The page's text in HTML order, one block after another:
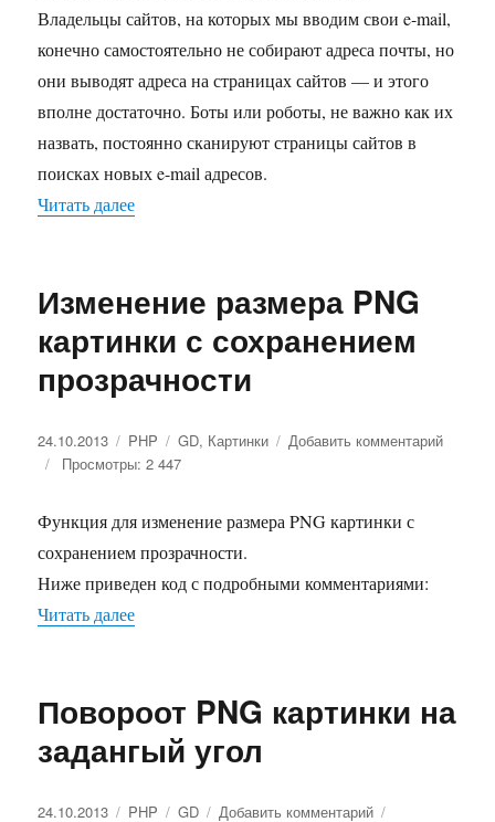
Владельцы сайтов, на которых мы вводим свои e-mail,
конечно самостоятельно не собирают адреса почты, но
они выводят адреса на страницах сайтов — и этого
вполне достаточно. Боты или роботы, не важно как их
назвать, постоянно сканируют страницы сайтов в
поисках новых e-mail адресов.
Читать далее
Изменение размера PNG
картинки с сохранением
прозрачности
Опубликовано
24.10.2013 Рубрики
PHP Метки
GD, Картинки Добавить комментарий
Просмотры: 2 447
Функция для изменение размера PNG картинки с
сохранением прозрачности.
Ниже приведен код с подробными комментариями:
Читать далее
Повороот PNG картинки на
задангый угол
Опубликовано
24.10.2013 Рубрики
PHP Метки
GD Добавить комментарий